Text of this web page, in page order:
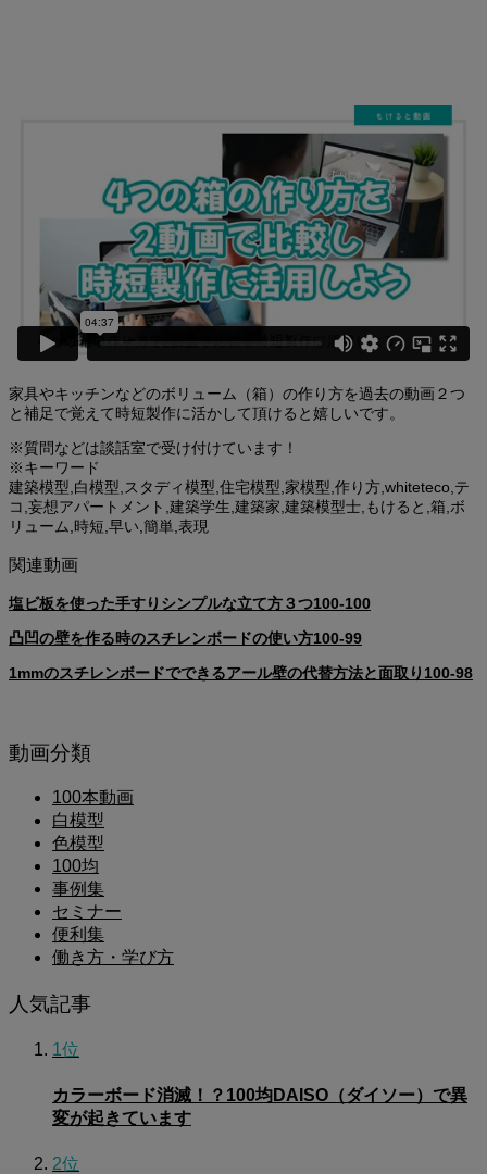
家具やキッチンなどのボリューム（箱）の作り方を過去の動画２つ
と補足で覚えて時短製作に活かして頂けると嬉しいです。
※質問などは談話室で受け付けています！
※キーワード
建築模型,白模型,スタディ模型,住宅模型,家模型,作り方,whiteteco,テ
コ,妄想アパートメント,建築学生,建築家,建築模型士,もけると,箱,ボ
リューム,時短,早い,簡単,表現
関連動画
塩ビ板を使った手すりシンプルな立て方３つ100-100
凸凹の壁を作る時のスチレンボードの使い方100-99
1mmのスチレンボードでできるアール壁の代替方法と面取り100-98
動画分類
100本動画
白模型
色模型
100均
事例集
セミナー
便利集
働き方・学び方
人気記事
1位
カラーボード消滅！？100均DAISO（ダイソー）で異
変が起きています
2位